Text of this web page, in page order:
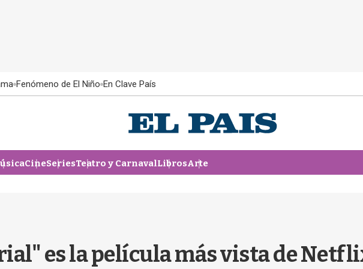
Fenómeno de El Niño En Clave País
CineSeriesTeatro y CarnavalLibrosArte
es la película más vista de